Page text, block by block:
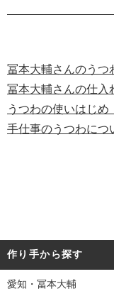
冨本大輔さんのう
冨本大輔さんの仕
うつわの使いはじ
手仕事のうつわに
作り手から探す
愛知・冨本大輔